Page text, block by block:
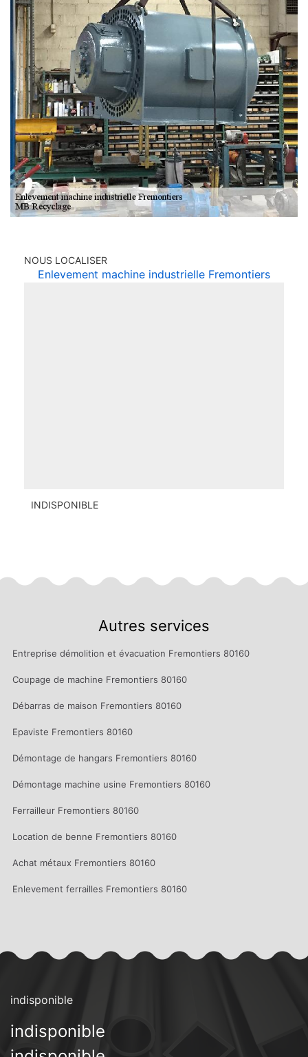
NOUS LOCALISER
Enlevement machine industrielle Fremontiers
INDISPONIBLE
Autres services
Entreprise démolition et évacuation Fremontiers 80160
Coupage de machine Fremontiers 80160
Débarras de maison Fremontiers 80160
Epaviste Fremontiers 80160
Démontage de hangars Fremontiers 80160
Démontage machine usine Fremontiers 80160
Ferrailleur Fremontiers 80160
Location de benne Fremontiers 80160
Achat métaux Fremontiers 80160
Enlevement ferrailles Fremontiers 80160
indisponible
indisponible